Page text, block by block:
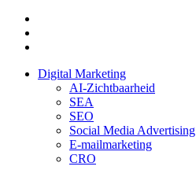
Digital Marketing
AI-Zichtbaarheid
SEA
SEO
Social Media Advertising
E-mailmarketing
CRO